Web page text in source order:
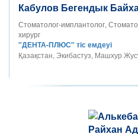
Кабулов Бегендык
Стоматолог-имплантолог,
хирург
"ДЕНТА-ПЛЮС" тіс емдеуі
Қазақстан, Экибастуз, Машхур